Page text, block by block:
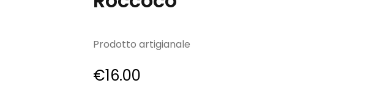
Prodotto artigianale
€16.00